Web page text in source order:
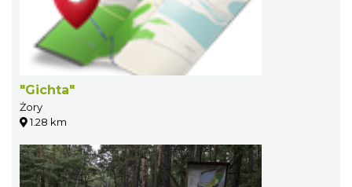
"Gichta"
Żory
1.28 km